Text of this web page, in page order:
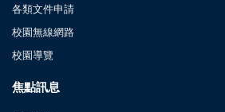
各類文件申請
校園無線網路
校園導覽
焦點訊息